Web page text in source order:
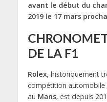
avant le début du
2019 le 17 mars
DE LA F1
Rolex, historiquement
compétition automobile
au Mans, est depuis